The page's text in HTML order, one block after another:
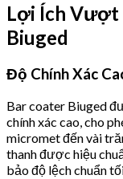
Lợi Ích Vượt
Biuged
Độ Chính Xác
Bar coater Biuged
chính xác cao, cho
micromet đến vài
thanh được hiệu
bảo độ lệch chuẩn